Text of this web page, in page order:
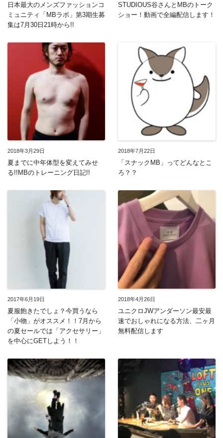
日本最大のメンズファッションコ
ミュニティ「MBラボ」第3期生募
集は7月30日21時から!!
STUDIOUS谷さんとMBのトーク
ショー！動画で全編配信します！
2018年3月29日
夏までに中年体型を変えてみせ
る!!MBのトレーニング日記!!
2018年7月22日
「スナックMB」ってどんなとこ
ろ？？
2017年6月19日
夏服飽きたでしょ？今買うなら
「小物」がオススメ！！7月から
の夏セールでは「アクセサリー」
を中心にGETしよう！！
2018年4月26日
ユニクロJWアンダーソン最安最
速でおしゃれになる方法、二ヶ月
無料配信します